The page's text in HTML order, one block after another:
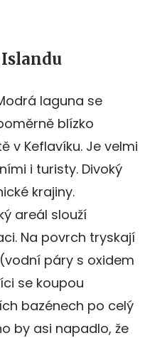
laguna se
blízko
v Keflavíku. Je velmi
i turisty. Divoký
krajiny.
areál slouží
Na povrch tryskají
páry s oxidem
se koupou
bazénech po celý
by asi napadlo, že